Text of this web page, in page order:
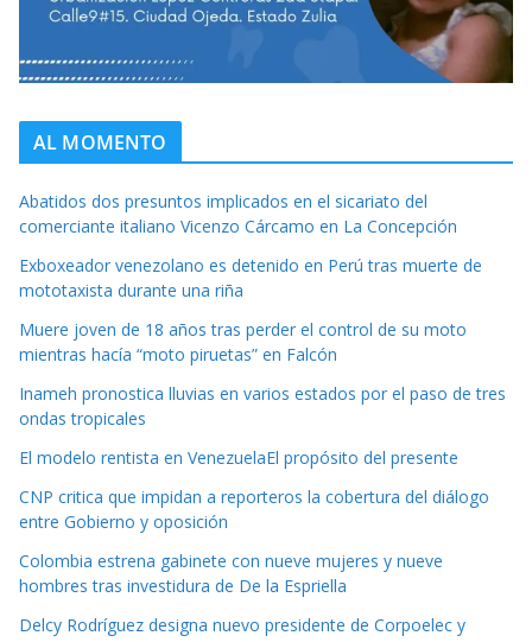
AL MOMENTO
Abatidos dos presuntos implicados en el sicariato del
comerciante italiano Vicenzo Cárcamo en La Concepción
Exboxeador venezolano es detenido en Perú tras muerte de
mototaxista durante una riña
Muere joven de 18 años tras perder el control de su moto
mientras hacía “moto piruetas” en Falcón
Inameh pronostica lluvias en varios estados por el paso de tres
ondas tropicales
El modelo rentista en VenezuelaEl propósito del presente
CNP critica que impidan a reporteros la cobertura del diálogo
entre Gobierno y oposición
Colombia estrena gabinete con nueve mujeres y nueve
hombres tras investidura de De la Espriella
Delcy Rodríguez designa nuevo presidente de Corpoelec y